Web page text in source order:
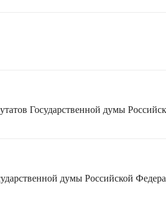
Государственной думы
думы Российской